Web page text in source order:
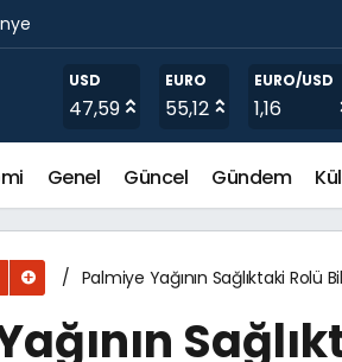
USD
47,59
EURO
55,12
EURO/USD
1,16
Genel Güncel Gündem
Palmiye Yağının Sağlıktaki Rolü
4 Sağlık Sorununa Dikkat!